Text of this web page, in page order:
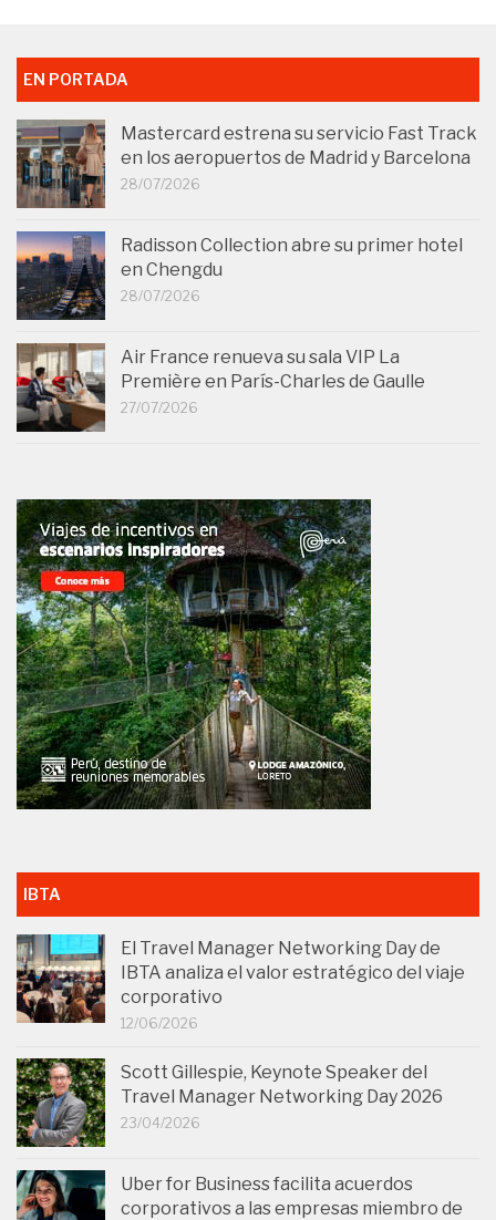
EN PORTADA
Mastercard estrena su servicio Fast Track
en los aeropuertos de Madrid y Barcelona
28/07/2026
Radisson Collection abre su primer hotel
en Chengdu
28/07/2026
Air France renueva su sala VIP La
Première en París-Charles de Gaulle
27/07/2026
IBTA
El Travel Manager Networking Day de
IBTA analiza el valor estratégico del viaje
corporativo
12/06/2026
Scott Gillespie, Keynote Speaker del
Travel Manager Networking Day 2026
23/04/2026
Uber for Business facilita acuerdos
corporativos a las empresas miembro de